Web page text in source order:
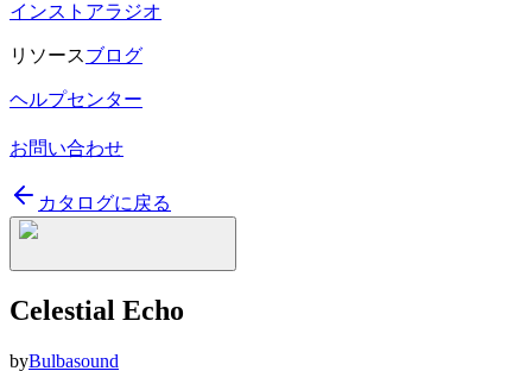
インストアラジオ
リソースブログ
ヘルプセンター
お問い合わせ
カタログに戻る
Celestial Echo
byBulbasound